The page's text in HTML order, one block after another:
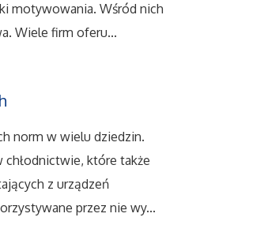
motywowania. Wśród nich
Wiele firm oferu...
norm w wielu dziedzin.
które także
z urządzeń
przez nie wy...